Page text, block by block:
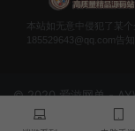
本站如无意中侵犯了某
185529643@qq.com告
© 2020 爱游网单 -
reserved